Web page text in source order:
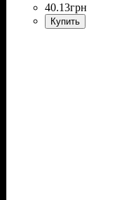
40.13грн
Купить